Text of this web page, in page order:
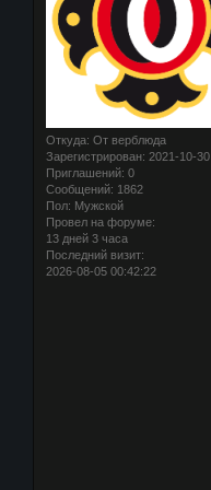
Откуда: От верблюда
Зарегистрирован: 2021-10-30
Приглашений: 0
Сообщений: 1862
Пол: Мужской
Провел на форуме:
13 дней 3 часа
Последний визит:
2026-08-05 00:42:22